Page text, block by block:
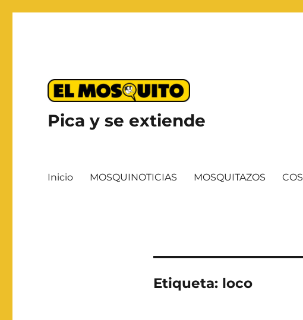
Pica y se extiende
Inicio MOSQUINOTICIAS MOSQUITAZOS
Etiqueta: loco